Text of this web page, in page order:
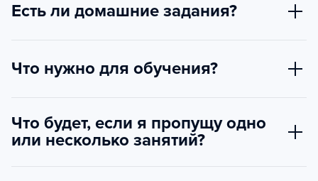
Есть ли домашние задания?
Что нужно для обучения?
Что будет, если я пропущу одно
или несколько занятий?